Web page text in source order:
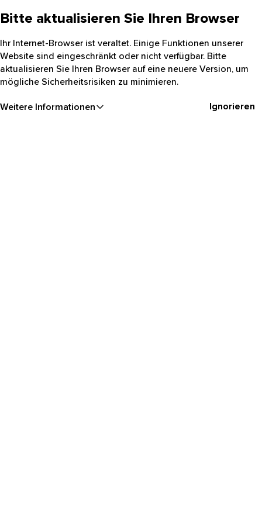
Bitte aktualisieren Sie Ihren Browser
Ihr Internet-Browser ist veraltet. Einige Funktionen unserer
Website sind eingeschränkt oder nicht verfügbar. Bitte
aktualisieren Sie Ihren Browser auf eine neuere Version, um
mögliche Sicherheitsrisiken zu minimieren.
Weitere Informationen Ignorieren